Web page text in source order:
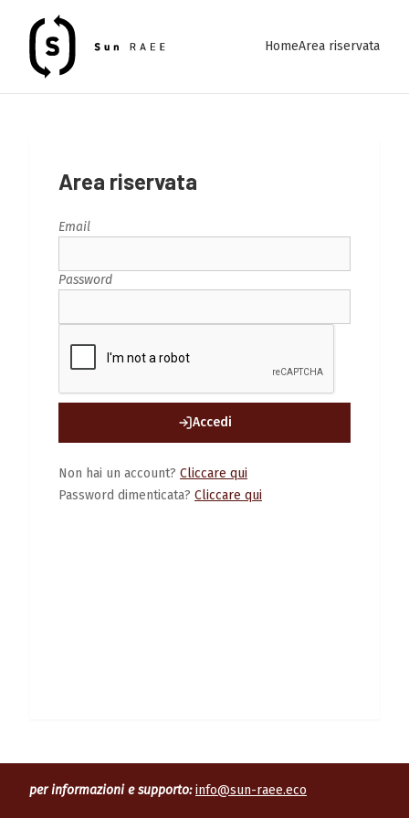
HomeArea riservata
Area riservata
Email
Password
Accedi
Non hai un account? Cliccare qui
Password dimenticata? Cliccare qui
per informazioni e supporto: info@sun-raee.eco